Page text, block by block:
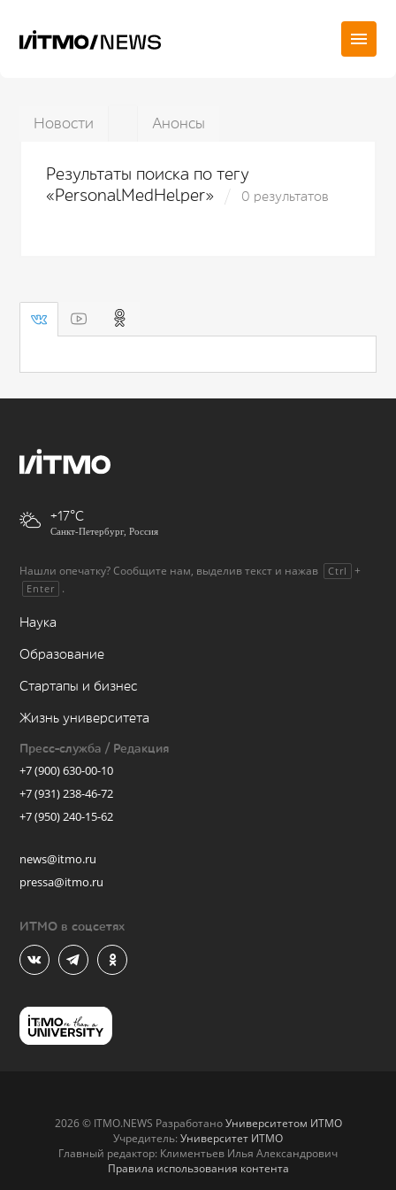
Новости Анонсы
Результаты поиска по тегу
«PersonalMedHelper»
0 результатов
+17
Санкт-Петербург, Россия
Нашли опечатку? Сообщите нам, выделив текст и нажав Ctrl +
Enter .
Наука
Образование
Стартапы и бизнес
Жизнь университета
Пресс-служба / Редакция
+7 (900) 630-00-10
+7 (931) 238-46-72
+7 (950) 240-15-62
news@itmo.ru
pressa@itmo.ru
ИТМО в соцсетях
2026 © ITMO.NEWS РазработаноУниверситетом ИТМО
Учредитель: Университет ИТМО
Главный редактор: Климентьев Илья Александрович
Правила использования контента